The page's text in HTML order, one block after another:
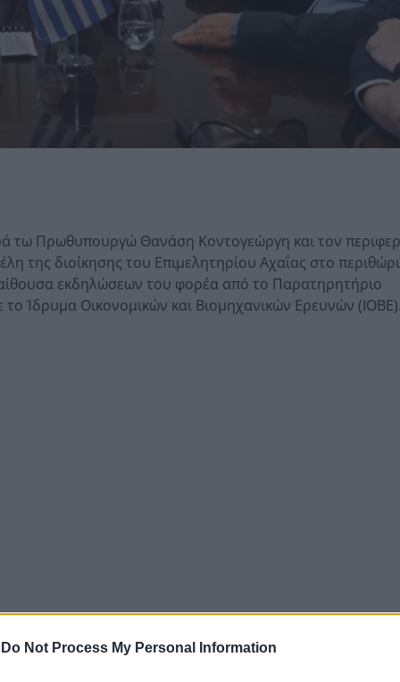
Do Not Process My Personal Information
τω Πρωθυπουργώ Θανάση Κοντογεώργη και τον
της διοίκησης του Επιμελητηρίου Αχαΐας στο
εκδηλώσεων του φορέα από το Παρατηρητήριο
Ίδρυμα Οικονομικών και Βιομηχανικών Ερευνών (ΙΟΒΕ).
Επιμελητηρίου ΑχαΐαςΘόδωρος Λουλούδης